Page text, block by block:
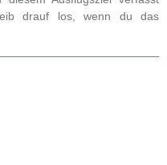
drauf los, wenn du das